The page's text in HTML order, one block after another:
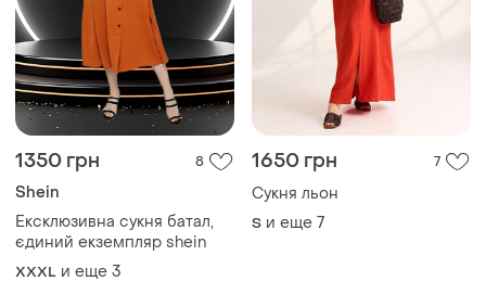
1350 грн 8
Shein
Ексклюзивна сукня батал,
єдиний екземпляр shein
XXXL и еще 3
1650 грн 7
Сукня льон
S и еще 7